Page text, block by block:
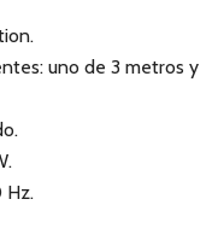
uno de 3 metros y
Hz.